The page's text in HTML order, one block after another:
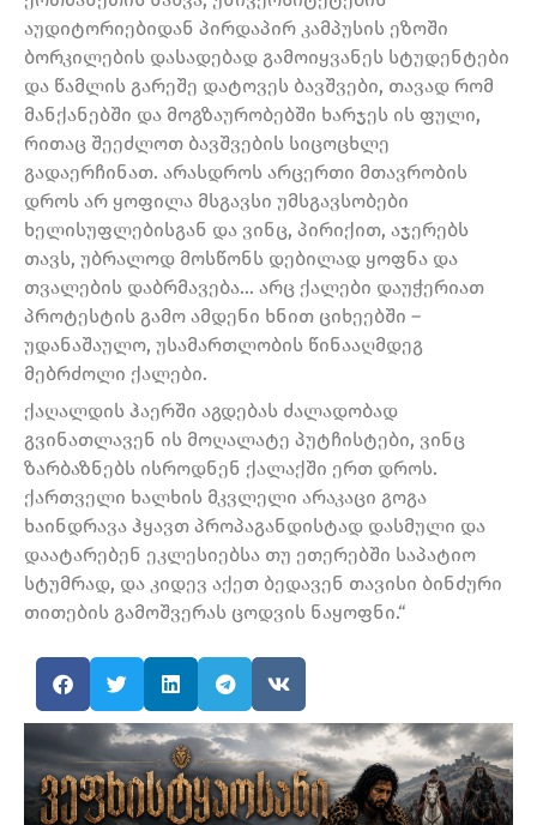
აუდიტორიებიდან პირდაპირ კამპუსის ეზოში
ბორკილების დასადებად გამოიყვანეს სტუდენტები
და წამლის გარეშე დატოვეს ბავშვები, თავად რომ
მანქანებში და მოგზაურობებში ხარჯეს ის ფული,
რითაც შეეძლოთ ბავშვების სიცოცხლე
გადაერჩინათ. არასდროს არცერთი მთავრობის
დროს არ ყოფილა მსგავსი უმსგავსობები
ხელისუფლებისგან და ვინც, პირიქით, აჯერებს
თავს, უბრალოდ მოსწონს დებილად ყოფნა და
თვალების დაბრმავება… არც ქალები დაუჭერიათ
პროტესტის გამო ამდენი ხნით ციხეებში –
უდანაშაულო, უსამართლობის წინააღმდეგ
მებრძოლი ქალები.
ქაღალდის ჰაერში აგდებას ძალადობად
გვინათლავენ ის მოღალატე პუტჩისტები, ვინც
ზარბაზნებს ისროდნენ ქალაქში ერთ დროს.
ქართველი ხალხის მკვლელი არაკაცი გოგა
ხაინდრავა ჰყავთ პროპაგანდისტად დასმული და
დაატარებენ ეკლესიებსა თუ ეთერებში საპატიო
სტუმრად, და კიდევ აქეთ ბედავენ თავისი ბინძური
თითების გამოშვერას ცოდვის ნაყოფნი.“